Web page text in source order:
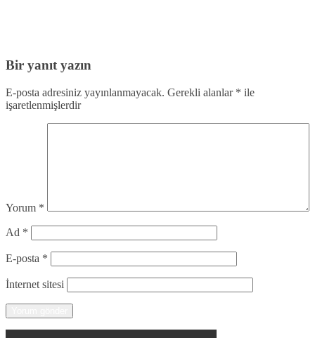
Bir yanıt yazın
E-posta adresiniz yayınlanmayacak. Gerekli alanlar * ile
işaretlenmişlerdir
Yorum *
Ad *
E-posta *
İnternet sitesi